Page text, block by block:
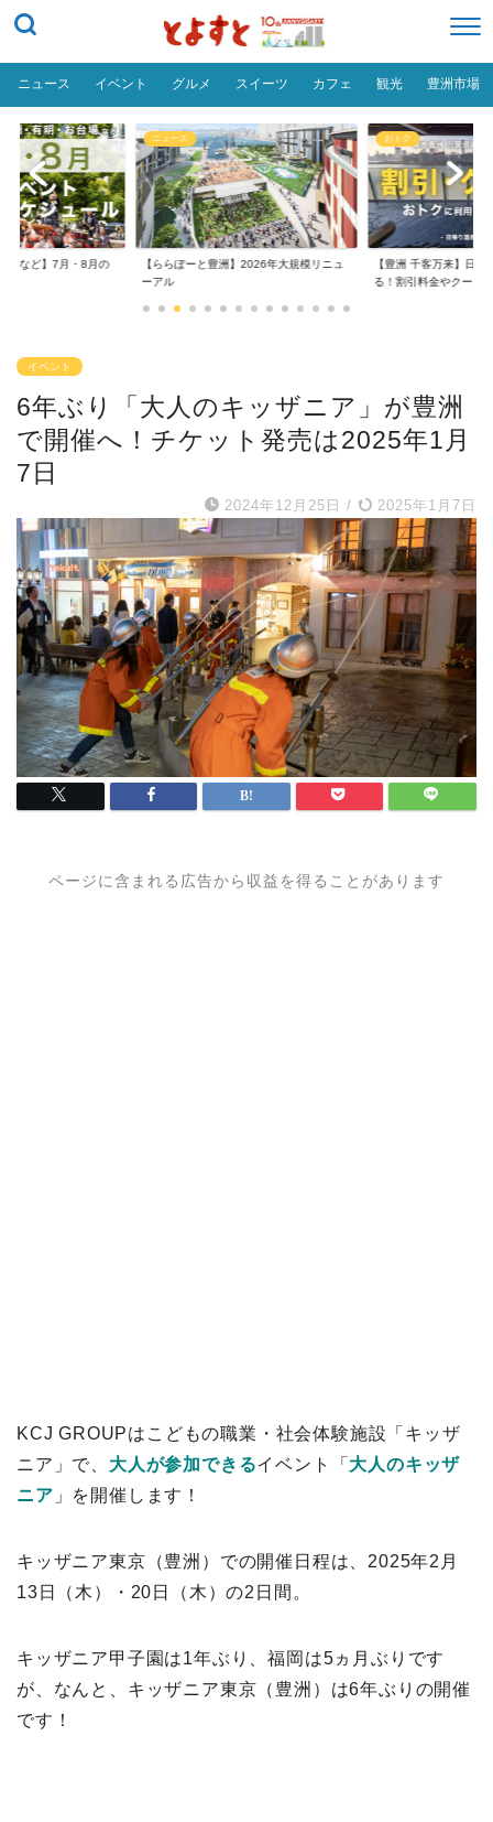
ニュース イベント グルメ スイーツ カフェ 観光 豊洲市場
場など】7月・8月の
ニュース
【ららぽーと豊洲】2026年大規模リニュ
ーアル
おトク
【豊洲 千客万来】日帰
る！割引料金やクーポ...
イベント
6年ぶり「大人のキッザニア」が豊洲
で開催へ！チケット発売は2025年1月
7日
2024年12月25日 / 2025年1月7日
ページに含まれる広告から収益を得ることがあります
KCJ GROUPはこどもの職業・社会体験施設「キッザ
ニア」で、 大人が参加できるイベント「 大人のキッザ
ニア 」を開催します！
キッザニア東京（豊洲）での開催日程は、2025年2月
13日（木）・20日（木）の2日間。
キッザニア甲子園は1年ぶり、福岡は5ヵ月ぶりです
が、なんと、キッザニア東京（豊洲）は6年ぶりの開催
です！